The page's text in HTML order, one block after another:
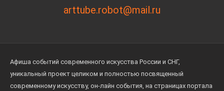
arttube.robot@mail.ru
Афиша событий современного искусства России и СНГ,
уникальный проект целиком и полностью посвященный
современному искусству, он-лайн события, на страницах портала